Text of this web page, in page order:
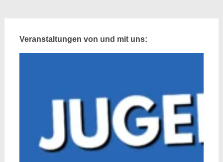
Veranstaltungen von und mit uns: